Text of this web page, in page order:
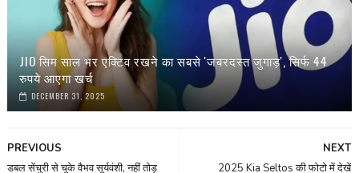
JIO सिम साल भर एक्टिव रखने का सबसे 'जबरदस्त जुगाड़', सिर्फ 44
रुपये आएगा खर्च
DECEMBER 31, 2025
NEXT
2025 Kia Seltos की फोटो में देखें
PREVIOUS
डबल सेंचुरी से चूके वैभव सूर्यवंशी, नहीं तोड़